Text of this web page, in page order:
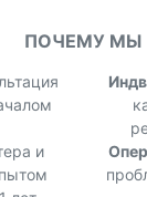
ПОЧЕМУ МЫ
и